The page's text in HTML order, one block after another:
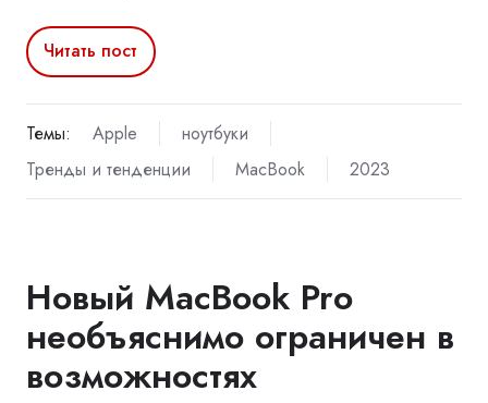
Читать пост
Темы: Apple
ноутбуки
Тренды и тенденции
MacBook 2023
Новый MacBook Pro
необъяснимо ограничен в
возможностях